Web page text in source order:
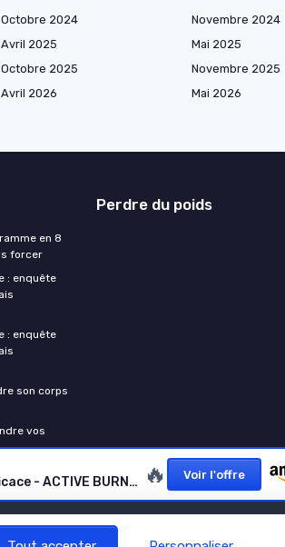
BRULEUR DE GRAISSE PUISSANT - Puissant Complexe de Plantes Amaigrissant dont Gingembre - Effet Minceur Efficace - ACTIVE BURNER - 60 Gélules Vegan - Nutrimea - Fabriqué en France 🔥 Voir l'offre
Octobre 2024
Novembre 2024
Avril 2025
Mai 2025
Octobre 2025
Novembre 2025
Avril 2026
Mai 2026
en 8
forcer
: enquête
: enquête
son corps
vos
Perdre du poids